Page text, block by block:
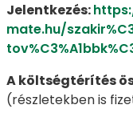
Jelentkezés:
mate.hu/
A költségtérítés
(részletekben is